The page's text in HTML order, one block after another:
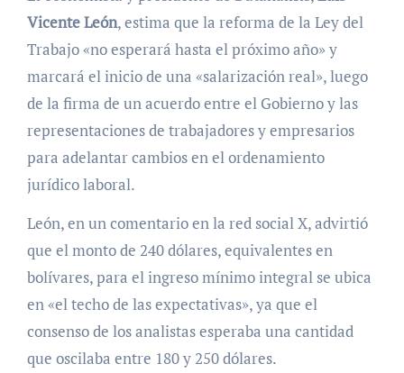
Vicente León, estima que la reforma de la Ley del
Trabajo «no esperará hasta el próximo año» y
marcará el inicio de una «salarización real», luego
de la firma de un acuerdo entre el Gobierno y las
representaciones de trabajadores y empresarios
para adelantar cambios en el ordenamiento
jurídico laboral.
León, en un comentario en la red social X, advirtió
que el monto de 240 dólares, equivalentes en
bolívares, para el ingreso mínimo integral se ubica
en «el techo de las expectativas», ya que el
consenso de los analistas esperaba una cantidad
que oscilaba entre 180 y 250 dólares.